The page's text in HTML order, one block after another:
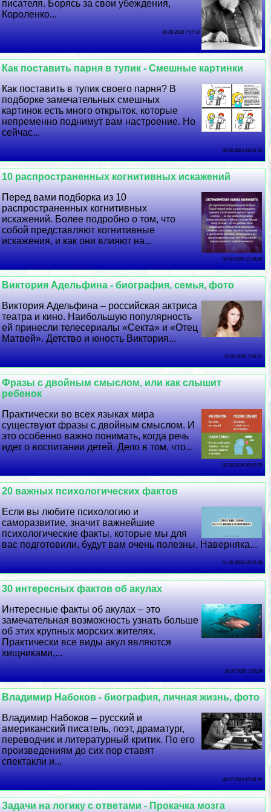
писателя. Борясь за свои убеждения,
Короленко...
06 08 2026 7:47:14
Как поставить парня в тупик - Смешные картинки
Как поставить в тупик своего парня? В
подборке замечательных смешных
картинок есть много открыток, которые
непременно поднимут вам настроение. Но
сейчас...
05 08 2026 19:26:56
10 распространенных когнитивных искажений
Перед вами подборка из 10
распространенных когнитивных
искажений. Более подробно о том, что
собой представляют когнитивные
искажения, и как они влияют на...
04 08 2026 11:36:28
Виктория Адельфина - биография, семья, фото
Виктория Адельфина – российская актриса
театра и кино. Наибольшую популярность
ей принесли телесериалы «Секта» и «Отец
Матвей». Детство и юность Виктория...
03 08 2026 7:18:57
Фразы с двойным смыслом, или как слышит
ребенок
Пpaктически во всех языках мира
существуют фразы с двойным смыслом. И
это особенно важно понимать, когда речь
идет о воспитании детей. Дело в том, что...
02 08 2026 10:57:29
20 важных психологических фактов
Если вы любите психологию и
саморазвитие, значит важнейшие
психологические факты, которые мы для
вас подготовили, будут вам очень полезны. Наверняка...
01 08 2026 22:22:28
30 интересных фактов об акулах
Интересные факты об акулах – это
замечательная возможность узнать больше
об этих крупных морских жителях.
Пpaктически все виды акул являются
хищниками,...
31 07 2026 1:50:26
Владимир Набоков - биография, личная жизнь, фото
Владимир Набоков – русский и
американский писатель, поэт, драматург,
переводчик и литературный критик. По его
произведениям до сих пор ставят
спектакли и...
30 07 2026 15:18:19
Задачи на логику с ответами - Прокачка мозга